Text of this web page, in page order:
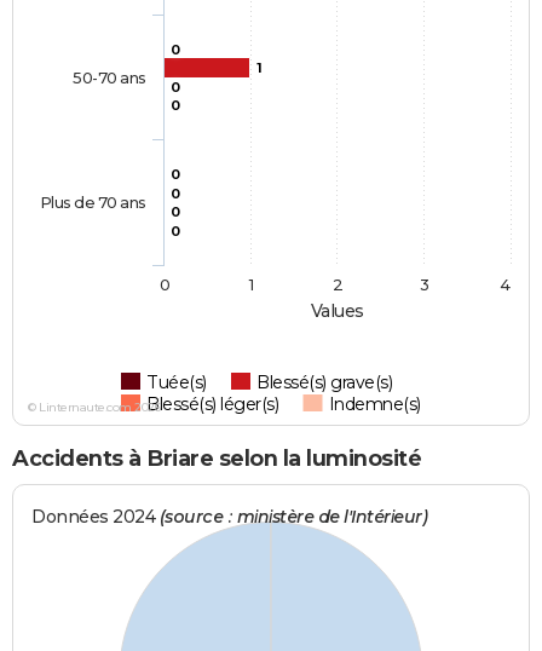
Values
0
0
1
0
0
0
0
0
Tuée(s)
Blessé(s) grave(s)
Blessé(s) léger(s)
Indemne(s)
50-70 ans
Plus de 70 ans
0 1 2 3 4
© Linternaute.com 2026
Accidents à Briare selon la luminosité
Données 2024 (source : ministère de l'Intérieur)